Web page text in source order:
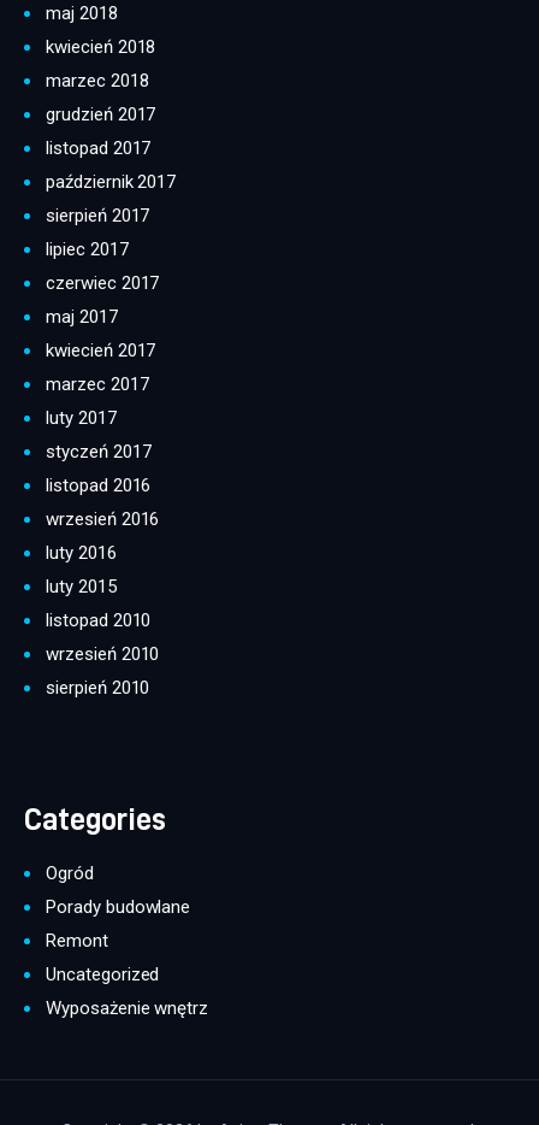
maj 2018
kwiecień 2018
marzec 2018
grudzień 2017
listopad 2017
październik 2017
sierpień 2017
lipiec 2017
czerwiec 2017
maj 2017
kwiecień 2017
marzec 2017
luty 2017
styczeń 2017
listopad 2016
wrzesień 2016
luty 2016
luty 2015
listopad 2010
wrzesień 2010
sierpień 2010
Categories
Ogród
Porady budowlane
Remont
Uncategorized
Wyposażenie wnętrz